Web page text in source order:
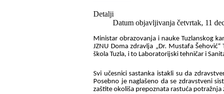
Detalji
Datum objavljivanja četvrtak, 11
Ministar obrazovanja i nauke Tuzlanskog
JZNU Doma zdravlja „Dr. Mustafa
škola Tuzla, i to Laboratorijski tehničar i
Svi učesnici sastanka istakli su da
Posebno je naglašeno da se zdravstveni
zaštite okoliša prepoznata rastuća